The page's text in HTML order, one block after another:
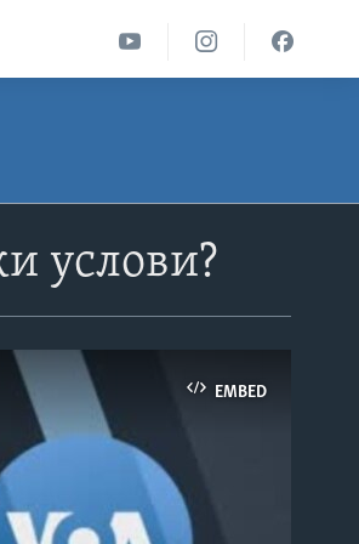
услови?
EMBED